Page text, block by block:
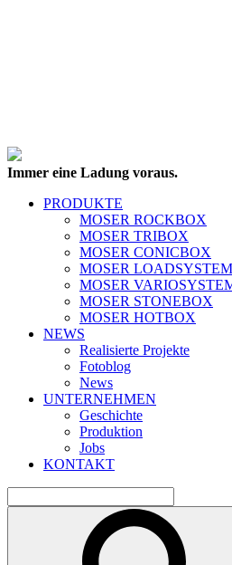
Immer eine Ladung voraus.
PRODUKTE
MOSER ROCKBOX
MOSER TRIBOX
MOSER CONICBOX
MOSER LOADSYSTEM
MOSER
MOSER STONEBOX
MOSER HOTBOX
NEWS
Realisierte Projekte
Fotoblog
News
UNTERNEHMEN
Geschichte
Produktion
Jobs
KONTAKT